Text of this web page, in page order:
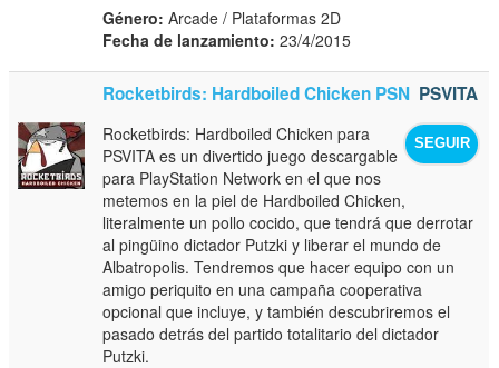
Género: Arcade / Plataformas 2D
Fecha de lanzamiento: 23/4/2015
Rocketbirds: Hardboiled Chicken PSN PSVITA
SEGUIR
Rocketbirds: Hardboiled Chicken para
PSVITA es un divertido juego descargable
para PlayStation Network en el que nos
metemos en la piel de Hardboiled Chicken,
literalmente un pollo cocido, que tendrá que derrotar
al pingüino dictador Putzki y liberar el mundo de
Albatropolis. Tendremos que hacer equipo con un
amigo periquito en una campaña cooperativa
opcional que incluye, y también descubriremos el
pasado detrás del partido totalitario del dictador
Putzki.